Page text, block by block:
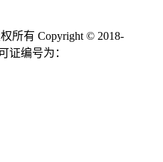
所有 Copyright © 2018-
证编号为：
8